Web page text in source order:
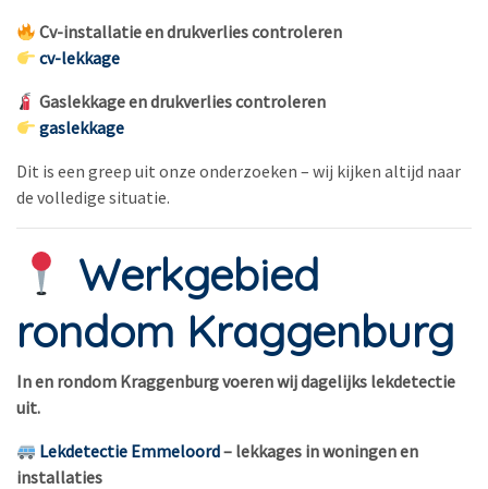
Cv-installatie en drukverlies controleren
cv-lekkage
Gaslekkage en drukverlies controleren
gaslekkage
Dit is een greep uit onze onderzoeken – wij kijken altijd naar
de volledige situatie.
Werkgebied
rondom Kraggenburg
In en rondom Kraggenburg voeren wij dagelijks lekdetectie
uit.
Lekdetectie Emmeloord– lekkages in woningen en
installaties